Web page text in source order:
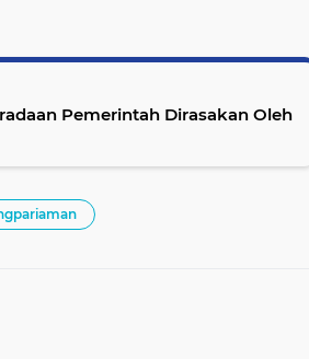
Pemerintah Dirasakan Oleh